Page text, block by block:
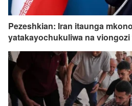
Pezeshkian: Iran itaunga
yatakayochukuliwa na viongozi